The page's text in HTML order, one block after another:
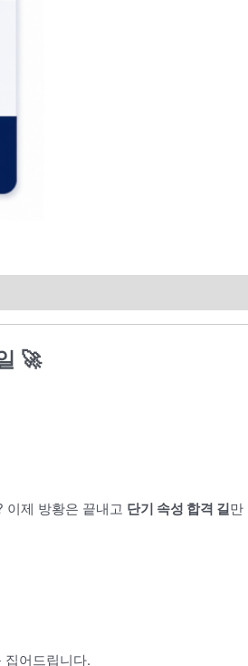
🚀
이제 방황은 끝내고 단기 속성 합격 길만
집어드립니다.